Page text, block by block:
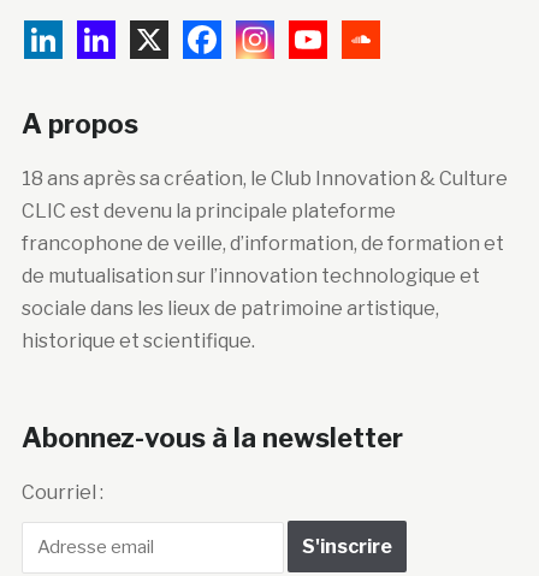
A propos
18 ans après sa création, le Club Innovation & Culture
CLIC est devenu la principale plateforme
francophone de veille, d’information, de formation et
de mutualisation sur l’innovation technologique et
sociale dans les lieux de patrimoine artistique,
historique et scientifique.
Abonnez-vous à la newsletter
Courriel :